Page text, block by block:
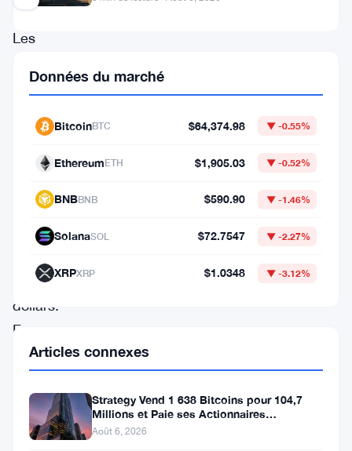
Les
Bitcoin
comptant
viennent
perdre
dollars.
En
une
semaine.
Cela
Données du marché
BitcoinBTC $64,374.98 ▼ -0.55%
EthereumETH $1,905.03 ▼ -0.52%
BNBBNB $590.90 ▼ -1.46%
SolanaSOL $72.7547 ▼ -2.27%
XRPXRP $1.0348 ▼ -3.12%
Articles connexes
Strategy Vend 1 638 Bitcoins pour 104,7
Millions et Paie ses Actionnaires
Privilégiés
Août 6, 2026